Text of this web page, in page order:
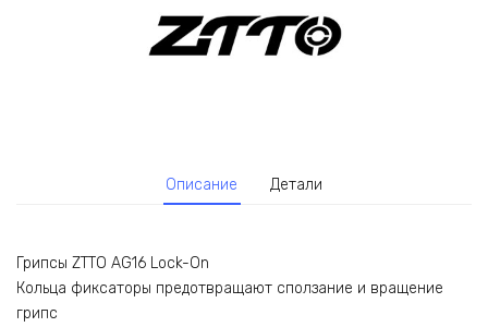
Описание Детали
Грипсы ZTTO AG16 Lock-On
Кольца фиксаторы предотвращают сползание и вращение
грипс